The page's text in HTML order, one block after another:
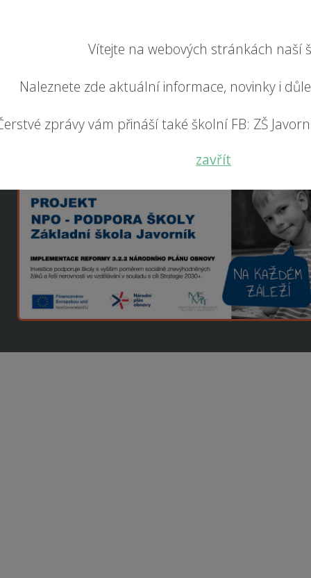
Vítejte na webových stránkách naší
Naleznete zde aktuální informace, novinky i
zprávy vám přináší také školní FB: ZŠ
zavřít